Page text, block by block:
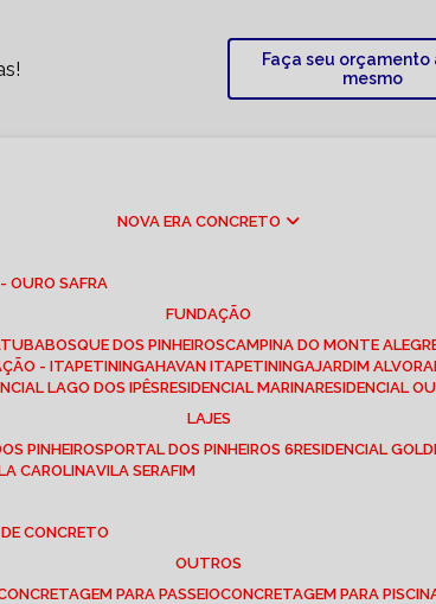
Faça seu orçamento
mesmo
NOVA ERA CONCRETO
- OURO SAFRA
FUNDAÇÃO
BOSQUE DOS PINHEIROS CAMPINA DO MONTE
- ITAPETININGA HAVAN ITAPETININGA JARDIM
LAGO DOS IPÊS RESIDENCIAL MARINA RESIDENCIAL
LAJES
PINHEIROS PORTAL DOS PINHEIROS 6 RESIDENCIAL
CAROLINA VILA SERAFIM
CONCRETO
OUTROS
CONCRETAGEM PARA PASSEIO CONCRETAGEM PARA